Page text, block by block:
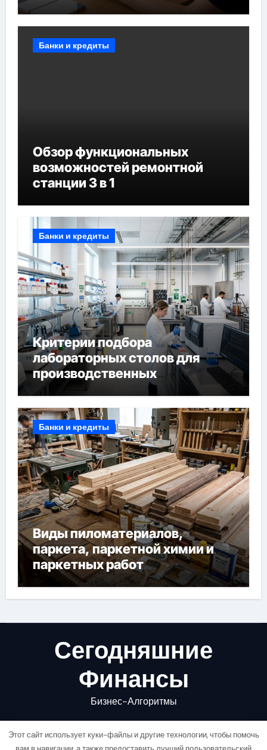
Банки и кредиты
Обзор функциональных
возможностей ремонтной
станции 3 в 1
Банки и кредиты
Критерии подбора
лабораторных столов для
производственных
лабораторий
Банки и кредиты
Виды пиломатериалов,
паркета, паркетной химии и
паркетных работ
Сегодняшние
Финансы
Бизнес-Алгоритмы
Этот сайт использует куки-файлы и другие технологии, чтобы помочь